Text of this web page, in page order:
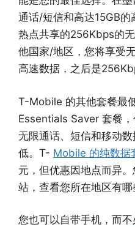
通话/短信和高达15GB
热点共享的256Kbps的
他国家/地区，您将享受
高速数据，之后是
T-Mobile 的其他套餐最
Essentials Saver 套餐，
无限通话、短信和移动
低。T- Mobile 的纯数据
元，但优惠因地点而异
站，查看您所在地区有哪
您也可以自带手机，而